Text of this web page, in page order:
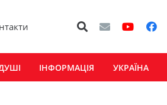
ІНФОРМАЦІЯ УКРАЇНА